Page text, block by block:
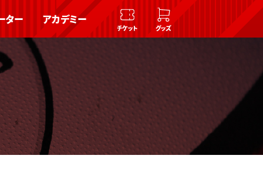
ター アカデミー
チケット グッズ